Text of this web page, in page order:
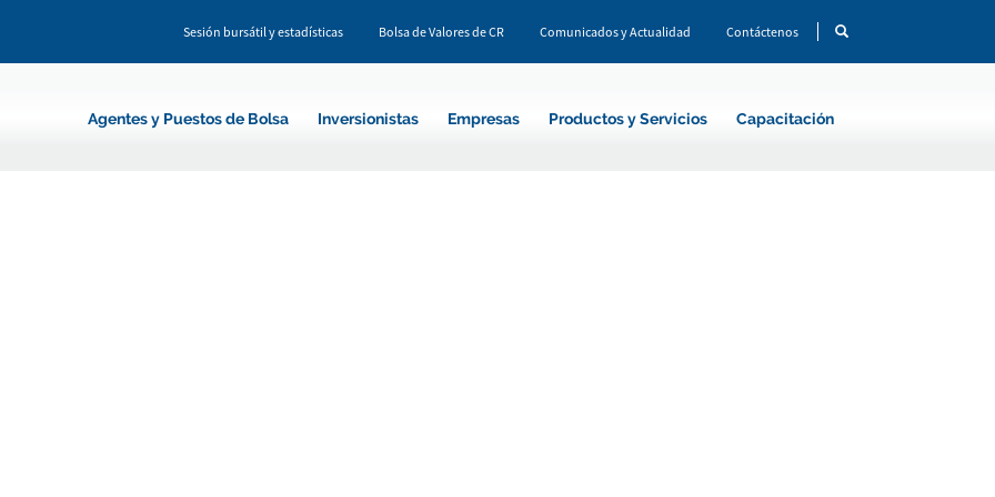
Sesión bursátil y estadísticas Bolsa de Valores de CR Comunicados y Actualidad Contáctenos
Agentes y Puestos de Bolsa Inversionistas Empresas Productos y Servicios Capacitación